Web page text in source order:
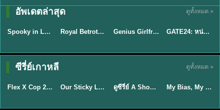
อัพเดตล่าสุด ดูทั้งหมด »
ซับไทย
Spooky in Love (2026) สะดุดรักกุ๊กกุ๊กกู๋ พากย์ไทย ซับไทย EP1-12 ★9 Royal Betrothal (2026) สัญญาวิวาห์แห่งราชวงศ์ พากย์ไทย ซับไทย EP1-32 ★9
พากย์ไทย/ซับ
Genius Girlfriend แฟนสาวอัจฉริยะ (2026) พากย์ไทย ซับไทย EP.1-28
ซับไทย
GATE24: หน่วยสกัดภัยข้ามแดน (2026) ซับไทย EP.1-10
ซีรี่ย์เกาหลี ดูทั้งหมด »
★8
ซับไทย
Flex X Cop 2 คุณชายสายสืบ ซีซั่น 2 (2026) พากย์ไทย ซับไทย EP.1-14 ★6 Our Sticky Love รักติดหนึบ (2026) พากย์ไทย ซับไทย EP.1-12 ★8 EP.16ดูซีรี่ย์ A Shop for Killers 2 ร้านลับนักฆ่า ซีซัน 2 (2026) ซับไทย-พากย์ไทย
ซับไทย
My Bias, My Boss เมื่อเมนฉันเป็นประธานบริษัท (2026) พากย์ไทย ซับไทย EP.1-12